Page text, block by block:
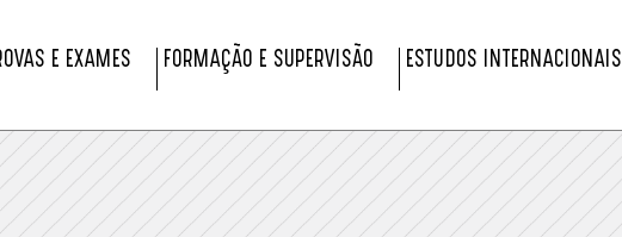
E EXAMES FORMAÇÃO E SUPERVISÃO ESTUDOS INTERNACIONAIS